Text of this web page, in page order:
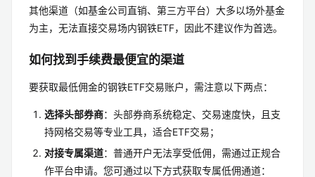
其他渠道（如基金公司直销、第三方平台）大多以场外基金
为主，无法直接交易场内钢铁ETF，因此不建议作为首选。
如何找到手续费最便宜的渠道
要获取最低佣金的钢铁ETF交易账户，需注意以下两点：
选择头部券商：头部券商系统稳定、交易速度快，且支
持网格交易等专业工具，适合ETF交易；
对接专属渠道：普通开户无法享受低佣，需通过正规合
作平台申请。您可通过以下方式获取专属低佣通道：